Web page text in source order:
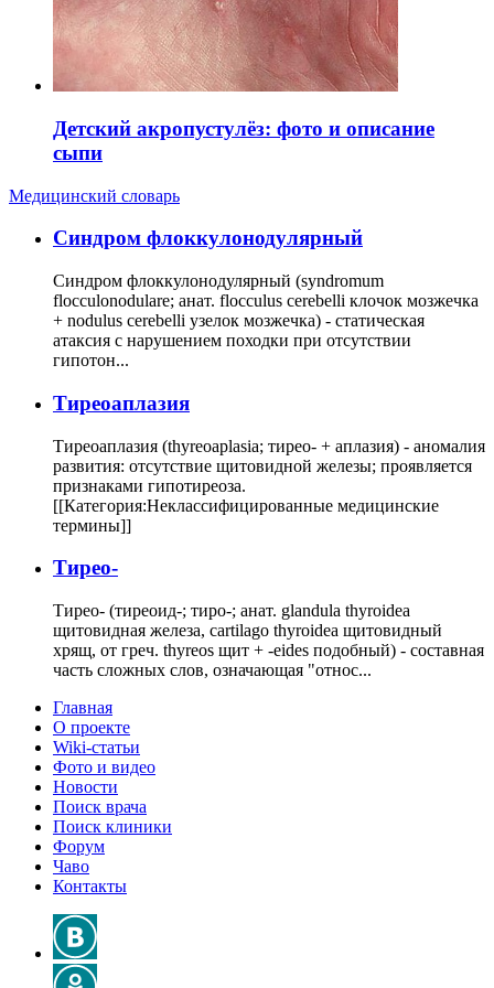
Детский акропустулёз: фото и описание
сыпи
Медицинский словарь
Cиндром флоккулонодулярный
Синдром флоккулонодулярный (syndromum
flocculonodulare; анат. flocculus cerebelli клочок мозжечка
+ nodulus cerebelli узелок мозжечка) - статическая
атаксия с нарушением походки при отсутствии
гипотон...
Тиреоаплазия
Тиреоаплазия (thyreoaplasia; тирео- + аплазия) - аномалия
развития: отсутствие щитовидной железы; проявляется
признаками гипотиреоза.
[[Категория:Неклассифицированные медицинские
термины]]
Тирео-
Тирео- (тиреоид-; тиро-; анат. glandula thyroidea
щитовидная железа, cartilago thyroidea щитовидный
хрящ, от греч. thyreos щит + -eides подобный) - составная
часть сложных слов, означающая "относ...
Главная
О проекте
Wiki-статьи
Фото и видео
Новости
Поиск врача
Поиск клиники
Форум
Чаво
Контакты